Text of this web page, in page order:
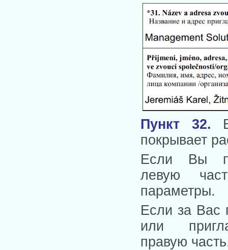
Пункт 32.
покрывает
Если Вы
левую
параметры.
Если за Вас
или
правую